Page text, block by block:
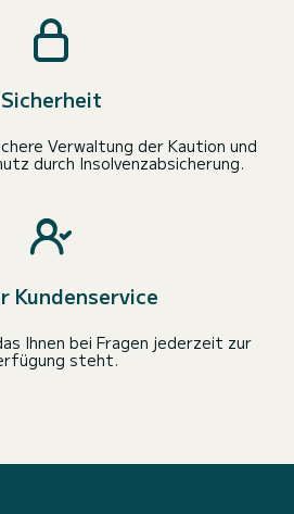
Sicherheit
Verwaltung der Kaution und
durch Insolvenzabsicherung.
Kundenservice
Ihnen bei Fragen jederzeit zur
steht.